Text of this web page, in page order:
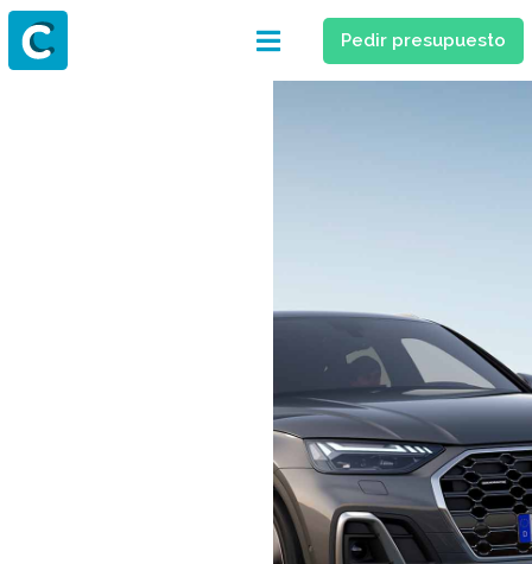
Pedir presupuesto